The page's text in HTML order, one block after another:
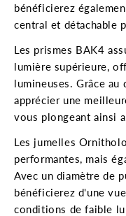
bénéficierez
central et détachable
Les prismes BAK4
lumière supérieure,
lumineuses. Grâce
apprécier une
vous plongeant ainsi
Les jumelles
performantes, mais
Avec un diamètre de
bénéficierez d'une
conditions de faible